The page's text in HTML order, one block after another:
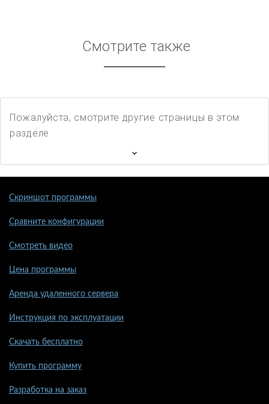
Смотрите также
Пожалуйста, смотрите другие страницы в этом
разделе
Скриншот программы
Сравните конфигурации
Смотреть видео
Цена программы
Аренда удаленного сервера
Инструкция по эксплуатации
Скачать бесплатно
Купить программу
Разработка на заказ